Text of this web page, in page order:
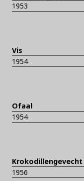
1953
Vis
1954
Ofaal
1954
Krokodillengevecht
1956